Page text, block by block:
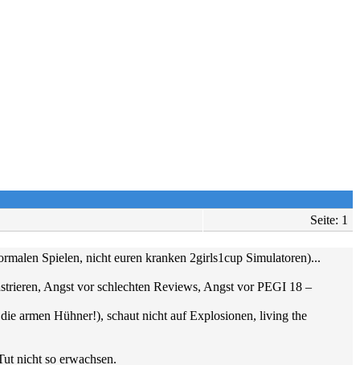
Seite: 1
Spielen, nicht euren kranken 2girls1cup Simulatoren)...
Angst vor schlechten Reviews, Angst vor PEGI 18 –
armen Hühner!), schaut nicht auf Explosionen, living the
nicht so erwachsen.